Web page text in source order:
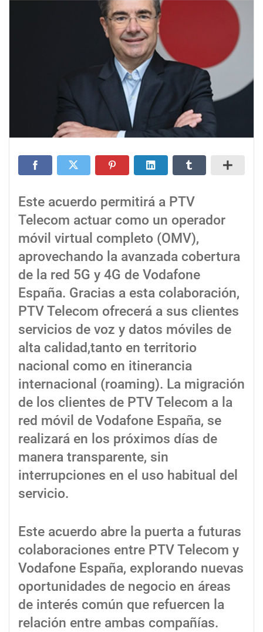
Este acuerdo permitirá a PTV
Telecom actuar como un operador
móvil virtual completo (OMV),
aprovechando la avanzada cobertura
de la red 5G y 4G de Vodafone
España. Gracias a esta colaboración,
PTV Telecom ofrecerá a sus clientes
servicios de voz y datos móviles de
alta calidad,tanto en territorio
nacional como en itinerancia
internacional (roaming). La migración
de los clientes de PTV Telecom a la
red móvil de Vodafone España, se
realizará en los próximos días de
manera transparente, sin
interrupciones en el uso habitual del
servicio.
Este acuerdo abre la puerta a futuras
colaboraciones entre PTV Telecom y
Vodafone España, explorando nuevas
oportunidades de negocio en áreas
de interés común que refuercen la
relación entre ambas compañías.